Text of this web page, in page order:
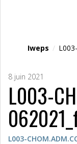
Iweps /
8 juin 2021
L003-
L003-